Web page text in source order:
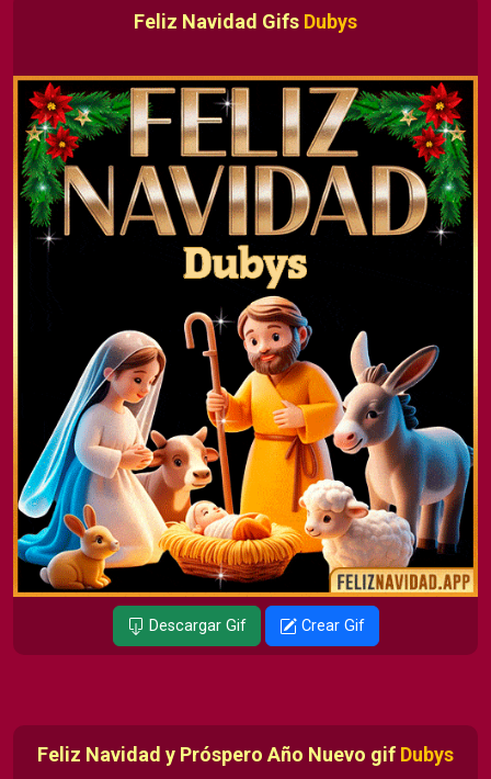
Feliz Navidad Gifs Dubys
Descargar Gif Crear Gif
Feliz Navidad y Próspero Año Nuevo gif Dubys